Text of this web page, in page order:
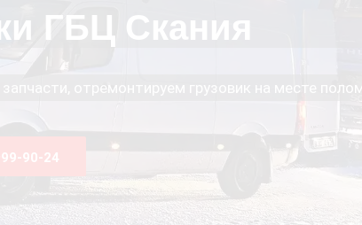
ГБЦ Скания
отремонтируем грузовик на месте
90-24